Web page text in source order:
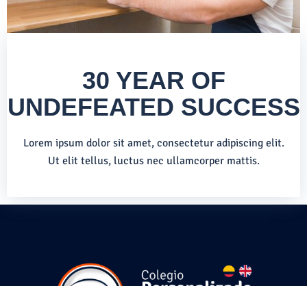
30 YEAR OF
UNDEFEATED SUCCESS
Lorem ipsum dolor sit amet, consectetur adipiscing elit.
Ut elit tellus, luctus nec ullamcorper mattis.